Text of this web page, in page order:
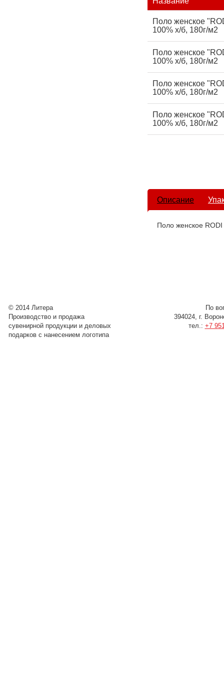
Поло женское
100% х/б, 180г/м2
Поло женское
100% х/б, 180г/м2
Поло женское
100% х/б, 180г/м2
Поло женское
100% х/б, 180г/м2
Описание
Поло женское
© 2014 Литера
Производство и продажа
сувенирной продукции и деловых
подарков с нанесением логотипа
По
394024, г.
тел.: +7